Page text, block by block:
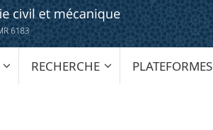
RECHERCHE PLATEFORMES